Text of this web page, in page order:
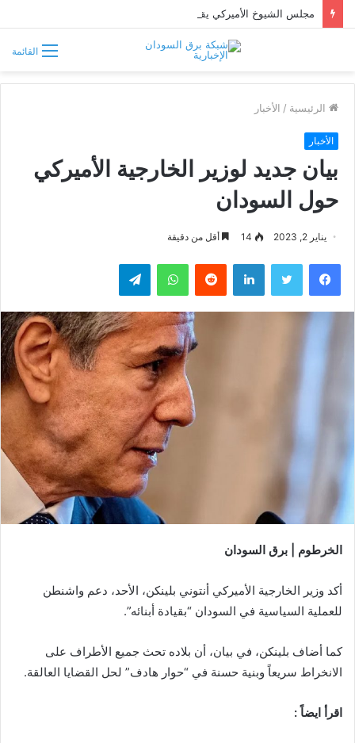
القائمة
الرئيسية / الأخبار
الأخبار
بيان جديد لوزير الخارجية الأميركي
حول السودان
يناير 2, 2023 14 أقل من دقيقة
فيسبوك تويتر لينكدإن واتساب تيلقرام
الخرطوم | برق السودان
أكد وزير الخارجية الأميركي أنتوني بلينكن، الأحد، دعم واشنطن
للعملية السياسية في السودان “بقيادة أبنائه”.
كما أضاف بلينكن، في بيان، أن بلاده تحث جميع الأطراف على
الانخراط سريعاً وبنية حسنة في “حوار هادف” لحل القضايا العالقة.
اقرأ ايضاً :